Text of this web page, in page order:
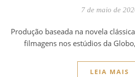
7 de maio de
Produção baseada na novela clássica de Ivani Ribeiro inicia
filmagens nos estúdios da
LEIA MAIS